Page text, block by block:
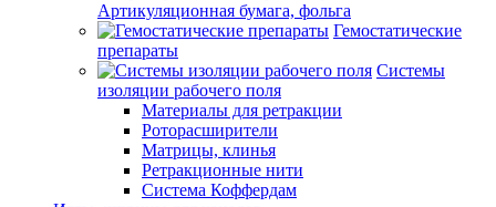
Артикуляционная бумага, фольга
Гемостатические
препараты
Системы
изоляции рабочего поля
Материалы для ретракции
Роторасширители
Матрицы, клинья
Ретракционные нити
Система Коффердам